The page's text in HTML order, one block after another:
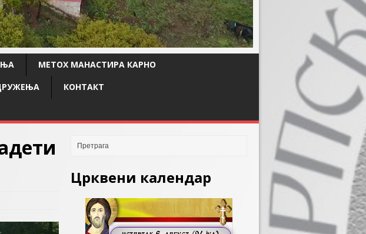
МЕТОХ МАНАСТИРА КАРНО
КОНТАКТ
Црквени календар